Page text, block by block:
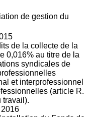
de gestion du
de la collecte de la
0,016% au titre de la
syndicales de
et interprofessionnel
(article R.
travail).